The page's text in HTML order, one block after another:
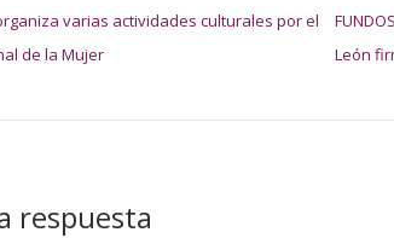
varias actividades culturales por el
de la Mujer
León
respuesta